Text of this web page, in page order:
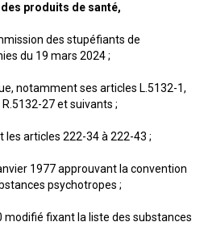
produits de santé,
des stupéfiants de
du 19 mars 2024 ;
notamment ses articles L.5132-1,
27 et suivants ;
les articles 222-34 à 222-43 ;
1977 approuvant la convention
psychotropes ;
modifié fixant la liste des substances